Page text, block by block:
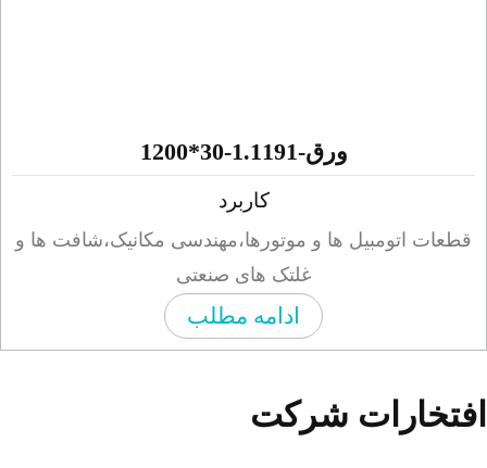
ورق-1.1191-30*1200
کاربرد
اتومبیل ها و موتورها،مهندسی مکانیک،شافت ها و
غلتک های صنعتی
ادامه مطلب
شرکت